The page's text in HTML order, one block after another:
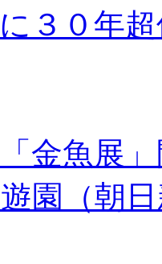
３０年
金魚展
園（朝